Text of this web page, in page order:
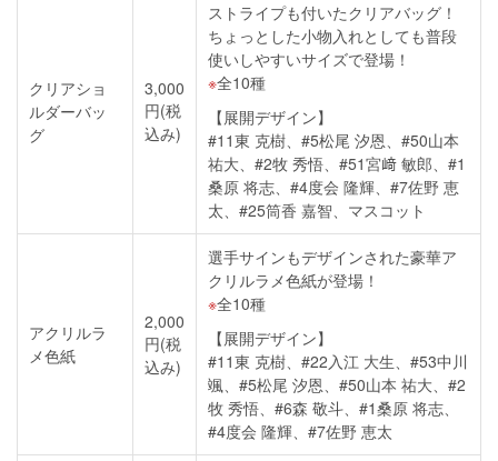
クリアショ
ルダーバッ
グ
3,000
円(税
込み)
ストライプも付いたクリアバッグ！
ちょっとした小物入れとしても普段
使いしやすいサイズで登場！
全10種
【展開デザイン】
#11東 克樹、#5松尾 汐恩、#50山本
祐大、#2牧 秀悟、#51宮﨑 敏郎、#1
桑原 将志、#4度会 隆輝、#7佐野 恵
太、#25筒香 嘉智、マスコット
アクリルラ
メ色紙
2,000
円(税
込み)
選手サインもデザインされた豪華ア
クリルラメ色紙が登場！
全10種
【展開デザイン】
#11東 克樹、#22入江 大生、#53中川
颯、#5松尾 汐恩、#50山本 祐大、#2
牧 秀悟、#6森 敬斗、#1桑原 将志、
#4度会 隆輝、#7佐野 恵太